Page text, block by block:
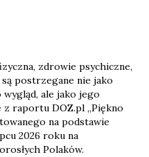
zdrowie psychiczne,
postrzegane nie jako
ale jako jego
z raportu DOZ.pl „Piękno
na podstawie
2026 roku na
Polaków.